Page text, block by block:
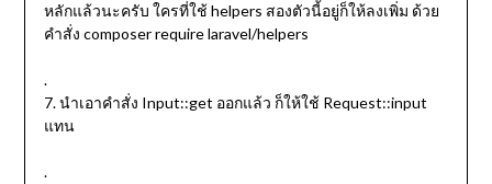
หลักแล้วนะครับ ใครที่ใช้ helpers สองตัวนี้อยู่ก็ให้ลงเพิ่ม ด้วย
คำสั่ง composer require laravel/helpers
.
7. นำเอาคำสั่ง Input::get ออกแล้ว ก็ให้ใช้ Request::input
แทน
.